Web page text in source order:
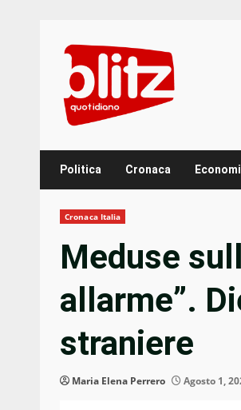
content
Politica Cronaca
Cronaca Italia
Meduse
allarme”.
straniere
Maria Elena Perrero Agosto 1,